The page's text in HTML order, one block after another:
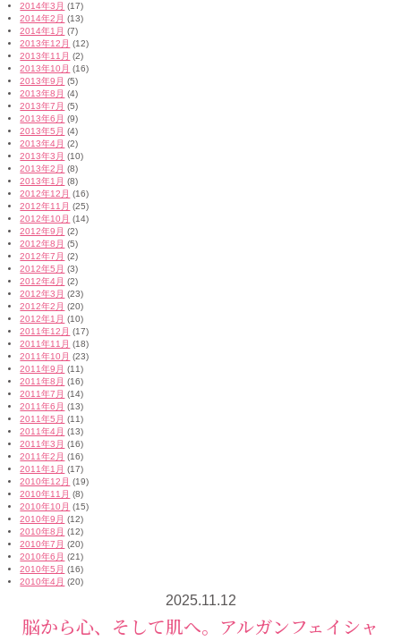
2014年3月 (17)
2014年2月 (13)
2014年1月 (7)
2013年12月 (12)
2013年11月 (2)
2013年10月 (16)
2013年9月 (5)
2013年8月 (4)
2013年7月 (5)
2013年6月 (9)
2013年5月 (4)
2013年4月 (2)
2013年3月 (10)
2013年2月 (8)
2013年1月 (8)
2012年12月 (16)
2012年11月 (25)
2012年10月 (14)
2012年9月 (2)
2012年8月 (5)
2012年7月 (2)
2012年5月 (3)
2012年4月 (2)
2012年3月 (23)
2012年2月 (20)
2012年1月 (10)
2011年12月 (17)
2011年11月 (18)
2011年10月 (23)
2011年9月 (11)
2011年8月 (16)
2011年7月 (14)
2011年6月 (13)
2011年5月 (11)
2011年4月 (13)
2011年3月 (16)
2011年2月 (16)
2011年1月 (17)
2010年12月 (19)
2010年11月 (8)
2010年10月 (15)
2010年9月 (12)
2010年8月 (12)
2010年7月 (20)
2010年6月 (21)
2010年5月 (16)
2010年4月 (20)
2025.11.12
脳から心、そして肌へ。アルガンフェイシャ